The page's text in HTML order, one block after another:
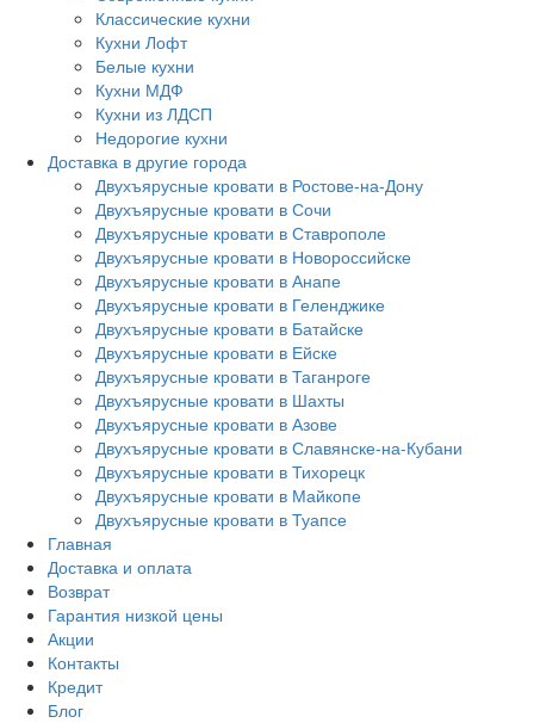
Классические кухни
Кухни Лофт
Белые кухни
Кухни МДФ
Кухни из ЛДСП
Недорогие кухни
Доставка в другие города
Двухъярусные кровати в Ростове-на-Дону
Двухъярусные кровати в Сочи
Двухъярусные кровати в Ставрополе
Двухъярусные кровати в Новороссийске
Двухъярусные кровати в Анапе
Двухъярусные кровати в Геленджике
Двухъярусные кровати в Батайске
Двухъярусные кровати в Ейске
Двухъярусные кровати в Таганроге
Двухъярусные кровати в Шахты
Двухъярусные кровати в Азове
Двухъярусные кровати в Славянске-на-Кубани
Двухъярусные кровати в Тихорецк
Двухъярусные кровати в Майкопе
Двухъярусные кровати в Туапсе
Главная
Доставка и оплата
Возврат
Гарантия низкой цены
Акции
Контакты
Кредит
Блог